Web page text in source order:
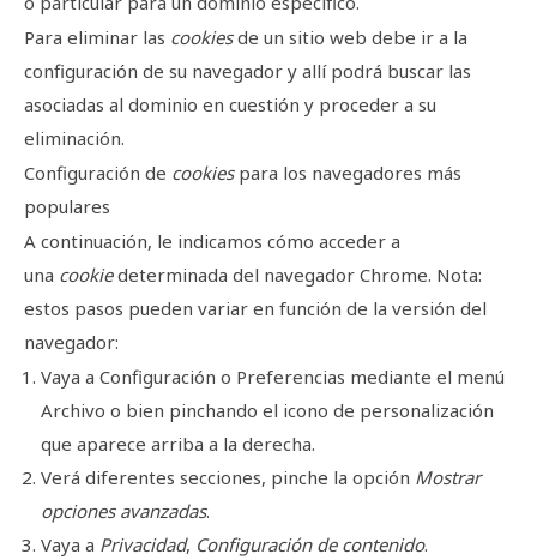
Para eliminar las cookiesde un sitio web debe ir a la
configuración de su navegador y allí podrá buscar las
asociadas al dominio en cuestión y proceder a su
eliminación.
Configuración de cookiespara los navegadores más
populares
A continuación, le indicamos cómo acceder a
una cookiedeterminada del navegador Chrome. Nota:
estos pasos pueden variar en función de la versión del
navegador:
Vaya a Configuración o Preferencias mediante el menú
Archivo o bien pinchando el icono de personalización
que aparece arriba a la derecha.
Verá diferentes secciones, pinche la opción Mostrar
opciones avanzadas.
Vaya a Privacidad, Configuración de contenido.